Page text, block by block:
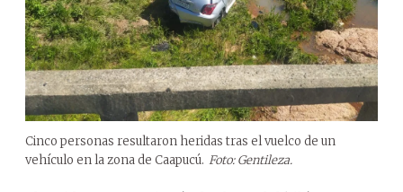
Cinco personas resultaron heridas tras el vuelco de un
vehículo en la zona de Caapucú. Foto: Gentileza.